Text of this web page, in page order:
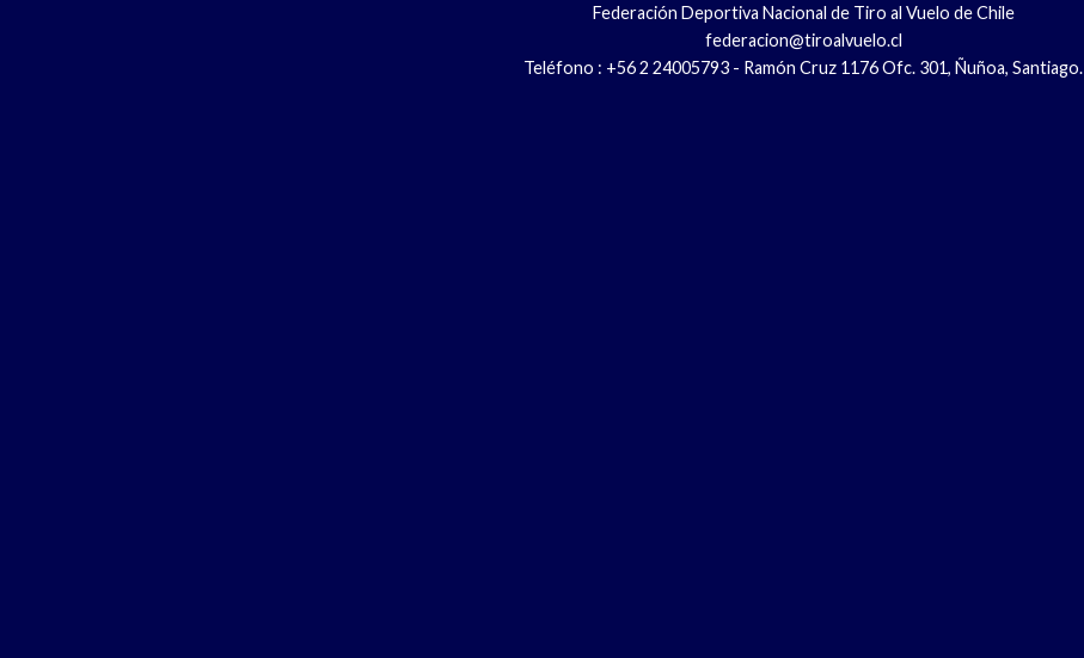
Federación Deportiva Nacional de Tiro al Vuelo de Chile
federacion@tiroalvuelo.cl
Teléfono : +56 2 24005793 - Ramón Cruz 1176 Ofc. 301, Ñuñoa, Santiago.